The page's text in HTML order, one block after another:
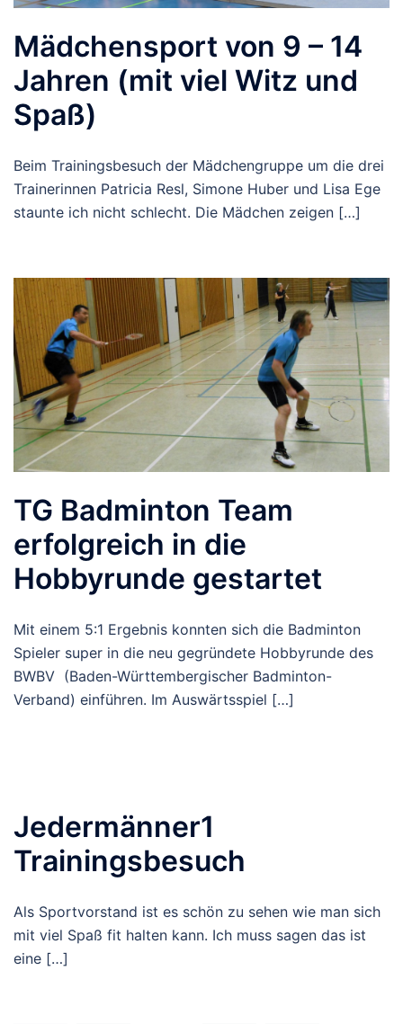
Mädchensport von 9 – 14
Jahren (mit viel Witz und
Spaß)
Beim Trainingsbesuch der Mädchengruppe um die drei
Trainerinnen Patricia Resl, Simone Huber und Lisa Ege
staunte ich nicht schlecht. Die Mädchen zeigen […]
TG Badminton Team
erfolgreich in die
Hobbyrunde gestartet
Mit einem 5:1 Ergebnis konnten sich die Badminton
Spieler super in die neu gegründete Hobbyrunde des
BWBV (Baden-Württembergischer Badminton-
Verband) einführen. Im Auswärtsspiel […]
Jedermänner1
Trainingsbesuch
Als Sportvorstand ist es schön zu sehen wie man sich
mit viel Spaß fit halten kann. Ich muss sagen das ist
eine […]